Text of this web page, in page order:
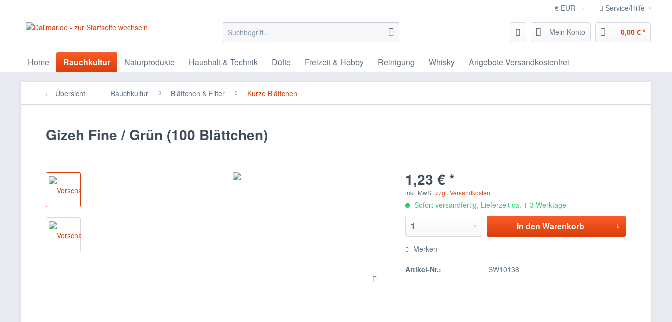
Service/Hilfe
Mein Konto 0,00 € *
Home Rauchkultur Naturprodukte Haushalt & Technik Düfte Freizeit & Hobby Reinigung Whisky Angebote Versandkostenfrei
Übersicht Rauchkultur Blättchen & Filter Kurze Blättchen
Gizeh Fine / Grün (100 Blättchen)
1,23 € *
inkl. MwSt.zzgl. Versandkosten
Sofort versandfertig, Lieferzeit ca. 1-3 Werktage
In den Warenkorb
Merken
Artikel-Nr.: SW10138